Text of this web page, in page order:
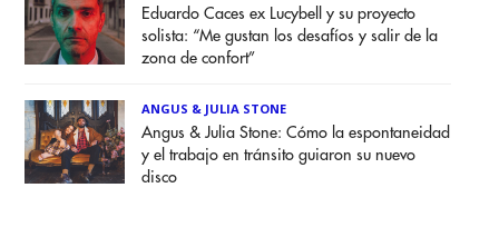
Eduardo Caces ex Lucybell y su proyecto
solista: “Me gustan los desafíos y salir de la
zona de confort”
ANGUS & JULIA STONE
Angus & Julia Stone: Cómo la espontaneidad
y el trabajo en tránsito guiaron su nuevo
disco